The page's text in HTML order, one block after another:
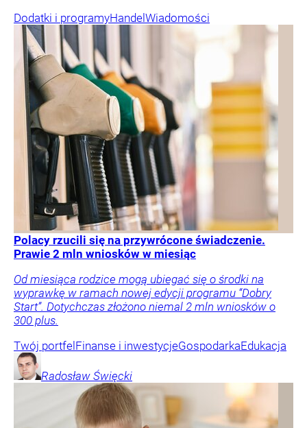
Dodatki i programyHandelWiadomości
Polacy rzucili się na przywrócone świadczenie.
Prawie 2 mln wniosków w miesiąc
Od miesiąca rodzice mogą ubiegać się o środki na
wyprawkę w ramach nowej edycji programu “Dobry
Start”. Dotychczas złożono niemal 2 mln wniosków o
300 plus.
Twój portfelFinanse i inwestycjeGospodarkaEdukacja
Radosław Święcki